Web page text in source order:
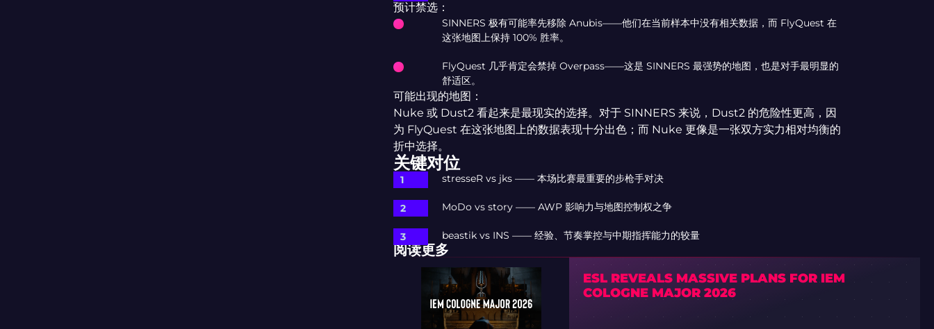
预计禁选：
SINNERS 极有可能率先移除 Anubis——他们在当前样本中没有相关数据，而 FlyQuest 在
这张地图上保持 100% 胜率。
FlyQuest 几乎肯定会禁掉 Overpass——这是 SINNERS 最强势的地图，也是对手最明显的
舒适区。
可能出现的地图：
Nuke 或 Dust2 看起来是最现实的选择。对于 SINNERS 来说，Dust2 的危险性更高，因
为 FlyQuest 在这张地图上的数据表现十分出色；而 Nuke 更像是一张双方实力相对均衡的
折中选择。
关键对位
stresseR vs jks —— 本场比赛最重要的步枪手对决
MoDo vs story —— AWP 影响力与地图控制权之争
beastik vs INS —— 经验、节奏掌控与中期指挥能力的较量
阅读更多
ESL REVEALS MASSIVE PLANS FOR IEM
COLOGNE MAJOR 2026